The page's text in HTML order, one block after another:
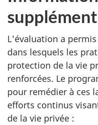
L'évaluation a
dans lesquels les
protection de la vie
renforcées. Le
pour remédier à ces
efforts continus
de la vie privée :